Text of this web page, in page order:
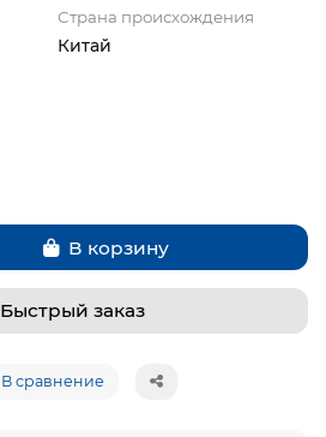
Страна происхождения
Китай
В корзину
Быстрый заказ
В сравнение